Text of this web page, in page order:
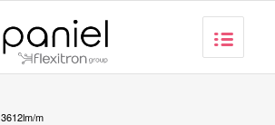
3612lm/m